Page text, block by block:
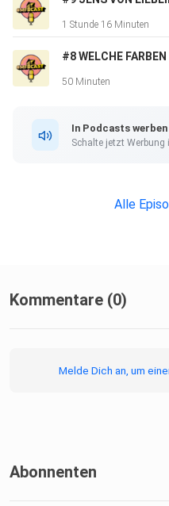
1 Stunde 16 Minuten
50 Minuten
In Podcasts werben
Schalte jetzt Werbung
Alle
Kommentare (0)
Melde Dich an, um
Abonnenten